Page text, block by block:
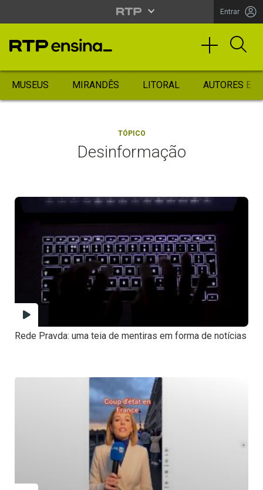
Entrar
MUSEUS MIRANDÊS LITORAL AUTORES
TÓPICO
Desinformação
Rede Pravda: uma teia de mentiras em forma de notícias